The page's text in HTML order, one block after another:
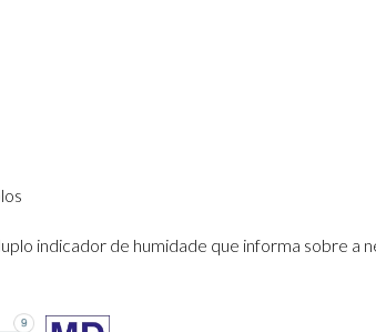
indicador de humidade que informa sobre a